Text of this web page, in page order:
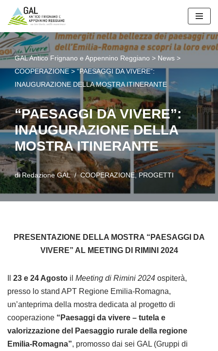
Vai
al
contenuto
GAL Antico Frignano e Appennino Reggiano > News >
COOPERAZIONE>“PAESAGGI DA VIVERE”:
INAUGURAZIONE DELLA MOSTRA ITINERANTE
“PAESAGGI DA VIVERE”:
INAUGURAZIONE DELLA
MOSTRA ITINERANTE
diRedazione GAL COOPERAZIONE,PROGETTI
PRESENTAZIONE DELLA MOSTRA “PAESAGGI DA
VIVERE” AL MEETING DI RIMINI 2024
23 e 24 Agosto il Meeting di Rimini 2024 ospiterà,
presso lo stand APT Regione Emilia-Romagna,
un’anteprima della mostra dedicata al progetto di
cooperazione “Paesaggi da vivere – tutela e
valorizzazione del Paesaggio rurale della regione
Emilia-Romagna”, promosso dai sei GAL (Gruppi di